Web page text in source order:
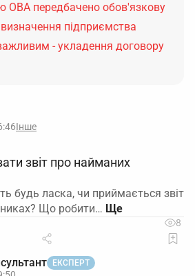
ОВА передбачено обов'язкову
підприємства
- укладення договору
Інше
звіт про найманих
будь ласка, чи приймається звіт
Що робити…
8
ЕКСПЕРТ